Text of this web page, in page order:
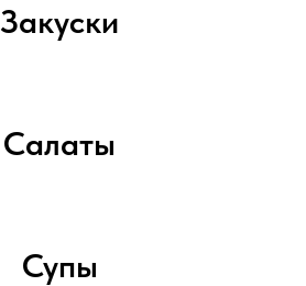
Закуски
Салаты
Супы